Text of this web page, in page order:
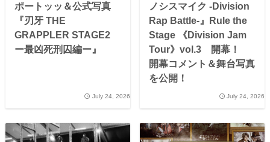
ポートッッ＆公式写真
『刃牙 THE
GRAPPLER STAGE2
ー最凶死刑囚編ー』
July 24, 2026
ノシスマイク -Division
Rap Battle-』Rule the
Stage 《Division Jam
Tour》vol.3 開幕！
開幕コメント＆舞台写真
を公開！
July 24, 2026